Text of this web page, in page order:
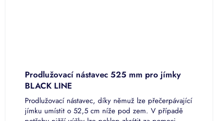
Prodlužovací nástavec 525 mm pro jímky
BLACK LINE
Prodlužovací nástavec, díky němuž lze přečerpávající
jímku umístit o 52,5 cm níže pod zem. V případě